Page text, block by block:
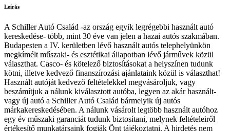
Leírás
A Schiller Autó Család -az ország egyik legrégebbi használt autó
kereskedése- több, mint 30 éve van jelen a hazai autós szakmában.
Budapesten a IV. kerületben lévő használt autós telephelyünkön
megkímélt műszaki- és esztétikai állapotban lévő járművek közül
választhat. Casco- és kötelező biztosításokat a helyszínen tudunk
kötni, illetve kedvező finanszírozási ajánlataink közül is választhat!
Használt autóját kedvező feltételekkel megvásároljuk, vagy
beszámítjuk a nálunk kiválasztott autóba, legyen az akár használt-
vagy új autó a Schiller Autó Család bármelyik új autós
márkakereskedésében. A nálunk vásárolt legtöbb használt autóhoz
egy év műszaki garanciát tudunk biztosítani, melynek feltételeiről
értékesítő munkatársaink fogják Önt tájékoztatni. A hirdetés nem